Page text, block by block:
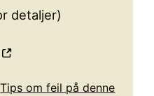
detaljer)
Tips om feil på denne